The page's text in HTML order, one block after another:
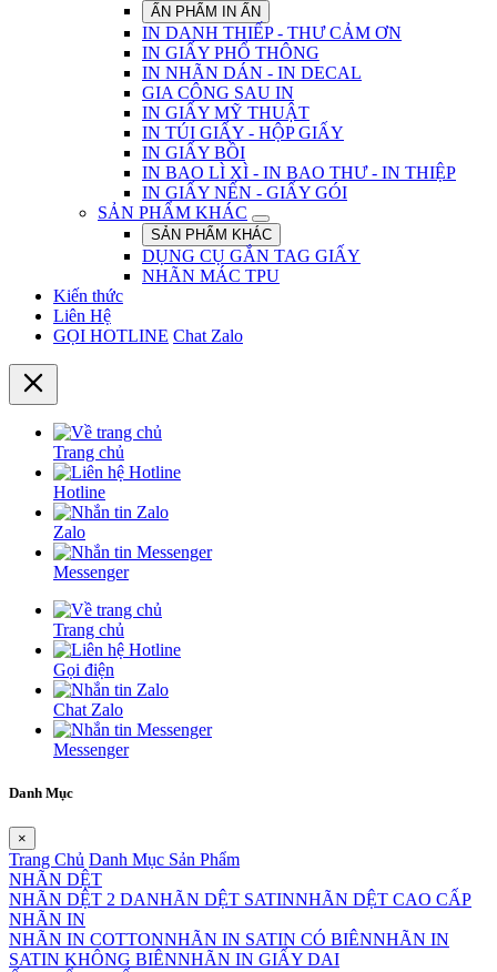
ẤN PHẨM IN ẤN
IN DANH THIẾP - THƯ CẢM ƠN
IN GIẤY PHỔ THÔNG
IN NHÃN DÁN - IN DECAL
GIA CÔNG SAU IN
IN GIẤY MỸ THUẬT
IN TÚI GIẤY - HỘP GIẤY
IN GIẤY BỒI
IN BAO LÌ XÌ - IN BAO THƯ - IN THIỆP
IN GIẤY NẾN - GIẤY GÓI
SẢN PHẨM KHÁC
SẢN PHẨM KHÁC
DỤNG CỤ GẮN TAG GIẤY
NHÃN MÁC TPU
Kiến thức
Liên Hệ
GỌI HOTLINE Chat Zalo
Trang chủ
Hotline
Zalo
Messenger
Trang chủ
Gọi điện
Chat Zalo
Messenger
Danh Mục
×
Trang Chủ Danh Mục Sản Phẩm
NHÃN DỆT
NHÃN DỆT 2 DANHÃN DỆT SATINNHÃN DỆT CAO CẤP
NHÃN IN
NHÃN IN COTTONNHÃN IN SATIN CÓ BIÊNNHÃN IN
SATIN KHÔNG BIÊNNHÃN IN GIẤY DAI